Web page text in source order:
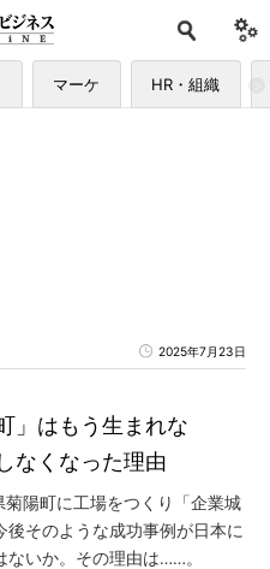
マーケ HR・組織
2025年7月23日
」はもう生まれな
なくなった理由
陽町に工場をつくり「企業城
そのような成功事例が日本に
ないか。その理由は……。